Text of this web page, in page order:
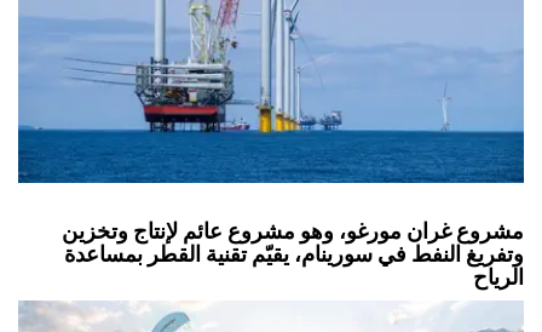
مشروع غران مورغو، وهو مشروع عائم لإنتاج وتخزين
وتفريغ النفط في سورينام، يقيّم تقنية القطر بمساعدة
الرياح